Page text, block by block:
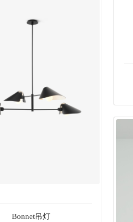
Bonnet吊灯